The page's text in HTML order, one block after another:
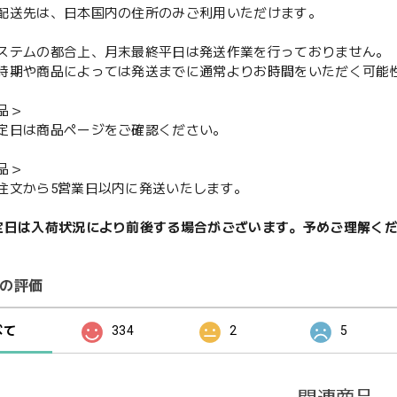
送先は、日本国内の住所のみご利用いただけます。
ムの都合上、月末最終平日は発送作業を行っておりません。
や商品によっては発送までに通常よりお時間をいただく可能
＞
日は商品ページをご確認ください。
＞
文から5営業日以内に発送いたします。
は入荷状況により前後する場合がございます。予めご理解く
評価
て 334 2 5